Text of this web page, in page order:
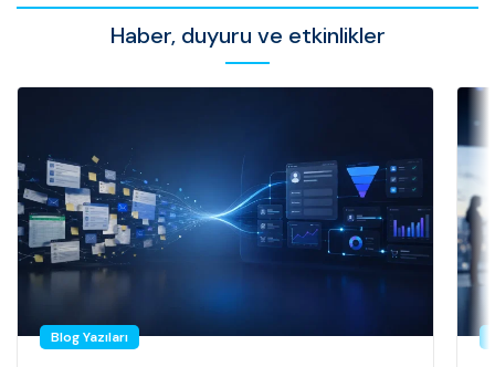
Haber, duyuru ve etkinlikler
Blog Yazıları